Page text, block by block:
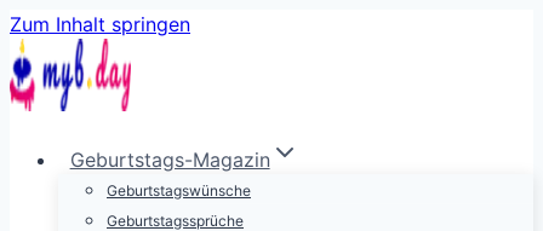
Zum Inhalt springen
Geburtstags-Magazin
Geburtstagswünsche
Geburtstagssprüche